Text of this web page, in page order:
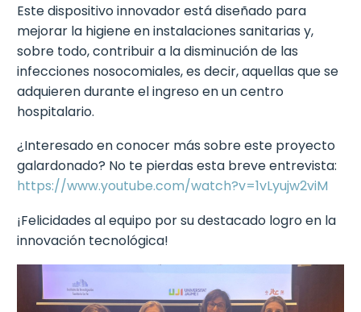
Este dispositivo innovador está diseñado para
mejorar la higiene en instalaciones sanitarias y,
sobre todo, contribuir a la disminución de las
infecciones nosocomiales, es decir, aquellas que se
adquieren durante el ingreso en un centro
hospitalario.
¿Interesado en conocer más sobre este proyecto
galardonado? No te pierdas esta breve entrevista:
https://www.youtube.com/watch?v=1vLyujw2viM
¡Felicidades al equipo por su destacado logro en la
innovación tecnológica!